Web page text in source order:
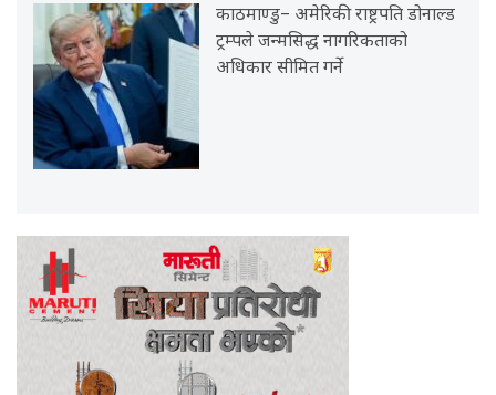
काठमाण्डु– अमेरिकी राष्ट्रपति डोनाल्ड
ट्रम्पले जन्मसिद्ध नागरिकताको
अधिकार सीमित गर्ने